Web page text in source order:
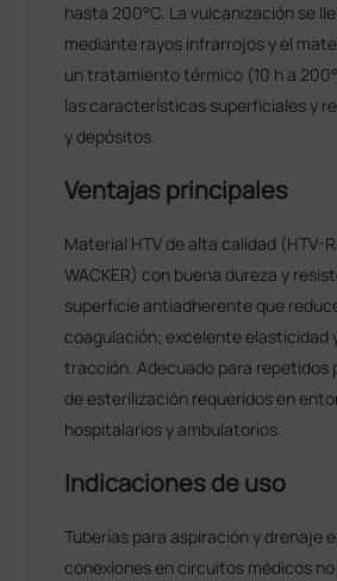
hasta 200°C. La vulcanización se
mediante rayos infrarrojos y el
un tratamiento térmico (10 h a
las características superficiales y
y depósitos.
Ventajas principales
Material HTV de alta calidad (HTV-
WACKER) con buena dureza y
superficie antiadherente que
coagulación; excelente elasticidad
tracción. Adecuado para repetidos
de esterilización requeridos en
hospitalarios y ambulatorios.
Indicaciones de uso
Tuberías para aspiración y drenaje
conexiones en circuitos médicos no